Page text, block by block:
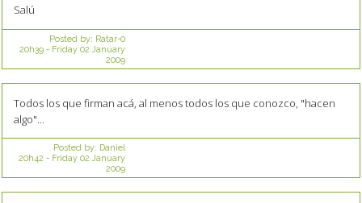
Salú
Posted by: Ratar-0
20h39- Friday 02 January
2009
Todos los que firman acá, al menos todos los que conozco, "hacen
algo"...
Posted by: Daniel
20h42 - Friday 02 January
2009